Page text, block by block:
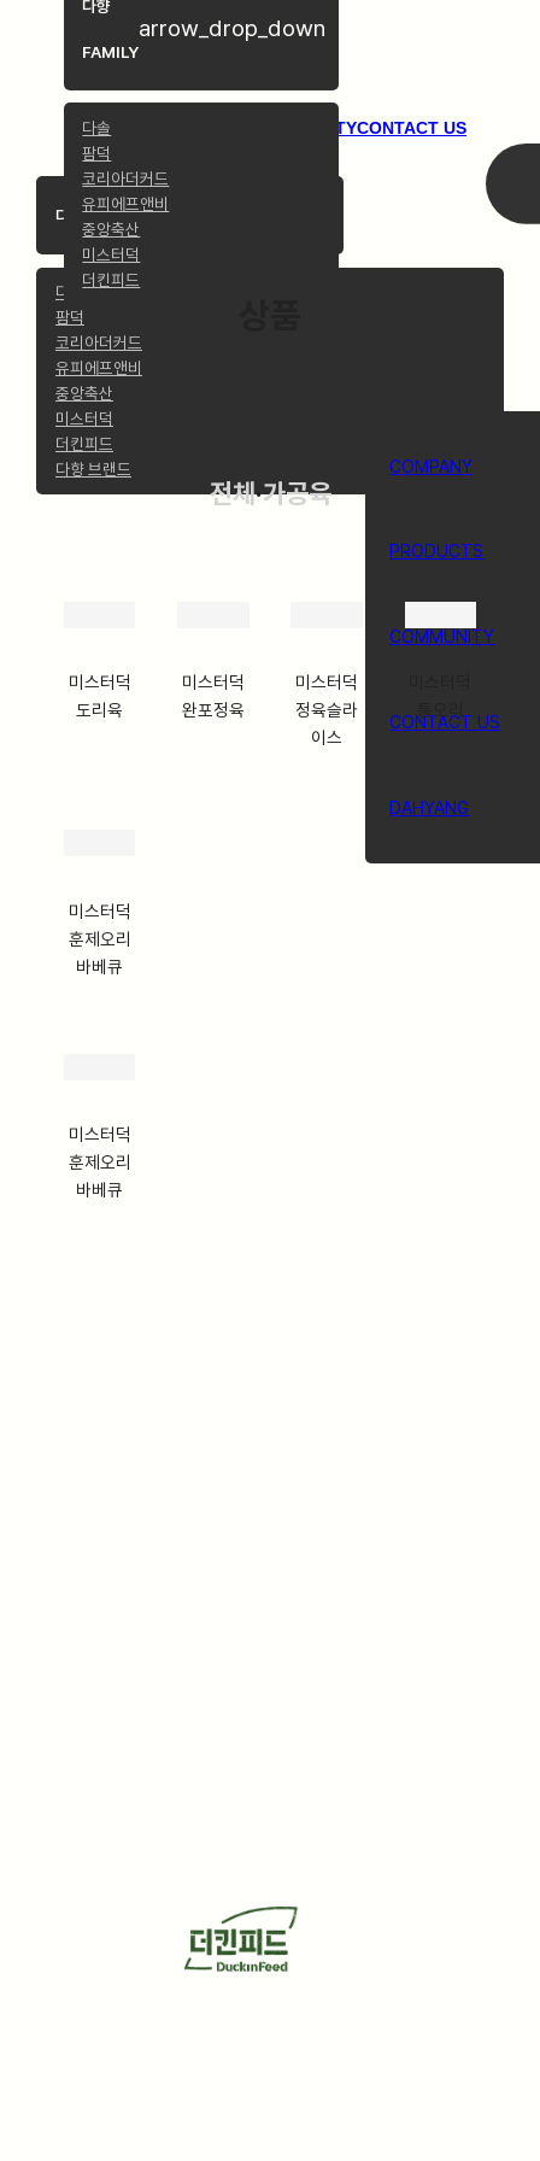
COMPANY COMMUNITYCONTACT US
다향 FAMILYarrow_drop_down
다솔
팜덕
코리아더커드
유피에프앤비
중앙축산
미스터덕
더킨피드
다향 브랜드
다향
FAMILY
arrow_drop_down
다솔
팜덕
코리아더커드
유피에프앤비
중앙축산
미스터덕
더킨피드
COMPANY
PRODUCTS
COMMUNITY
CONTACT US
DAHYANG
전체·가공육
미스터덕
도리육
미스터덕
완포정육
미스터덕
정육슬라
이스
통오리
미스터덕
훈제오리
바베큐
미스터덕
훈제오리
바베큐